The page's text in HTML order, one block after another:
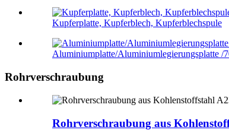
Kupferplatte, Kupferblech, Kupferblechspule
Aluminiumplatte/Aluminiumlegierungsplatte /
Rohrverschraubung
Rohrverschraubung aus